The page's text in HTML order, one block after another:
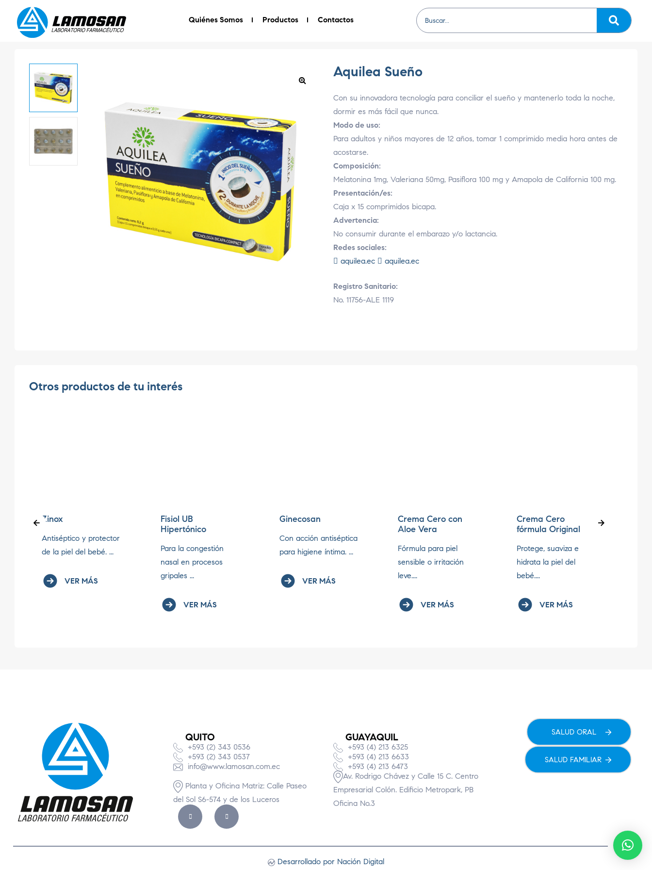
Quiénes Somos Productos Contactos
Aquilea Sueño
Con su innovadora tecnología para conciliar el sueño y mantenerlo toda la noche,
dormir es más fácil que nunca.
Modo de uso:
Para adultos y niños mayores de 12 años, tomar 1 comprimido media hora antes de
acostarse.
Composición:
Melatonina 1mg, Valeriana 50mg, Pasiflora 100 mg y Amapola de California 100 mg.
Presentación/es:
Caja x 15 comprimidos bicapa.
Advertencia:
No consumir durante el embarazo y/o lactancia.
Redes sociales:
aquilea.ec
aquilea.ec
Registro Sanitario:
No. 11756-ALE 1119
Otros productos de tu interés
Zinox
Antiséptico y protector
de la piel del bebé. ...
VER MÁS
Fisiol UB
Hipertónico
Para la congestión
nasal en procesos
gripales ...
VER MÁS
Ginecosan
Con acción antiséptica
para higiene íntima. ...
VER MÁS
Crema Cero con
Aloe Vera
Fórmula para piel
sensible o irritación
leve....
VER MÁS
Crema Cero
fórmula Original
Protege, suaviza e
hidrata la piel del
bebé....
VER MÁS
QUITO
+593 (2) 343 0536
+593 (2) 343 0537
info@www.lamosan.com.ec
Planta y Oficina Matriz: Calle Paseo
del Sol S6-574 y de los Luceros
GUAYAQUIL
+593 (4) 213 6325
+593 (4) 213 6633
+593 (4) 213 6473
Av. Rodrigo Chávez y Calle 15 C. Centro
Empresarial Colón. Edificio Metropark, PB
Oficina No.3
SALUD ORAL
SALUD FAMILIAR
Desarrollado por Nación Digital